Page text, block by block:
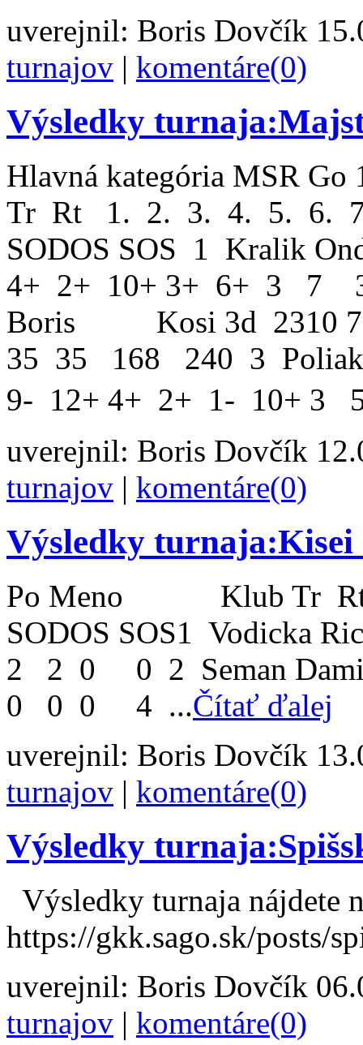
uverejnil: Boris Dovčík
turnajov | komentáre(0)
Výsledky
Hlavná kategória
Tr Rt 1. 2. 3. 4. 5. 6.
SODOS SOS 1 Kralik
4+ 2+ 10+ 3+ 6+ 3 7
Boris Kosi 3d 2310
35 35 168 240 3
9- 12+ 4+ 2+ 1- 10+
uverejnil: Boris Dovčík
turnajov | komentáre(0)
Výsledky turnaja:Kisei
Po Meno Klub Tr Rt
SODOS SOS1 Vodicka
2 2 0 0 2 Seman
0 0 0 4 ...Čítať ďalej
uverejnil: Boris Dovčík
turnajov | komentáre(0)
Výsledky
Výsledky turnaja nájdete
https://gkk.sago.sk/posts/
uverejnil: Boris Dovčík
turnajov | komentáre(0)